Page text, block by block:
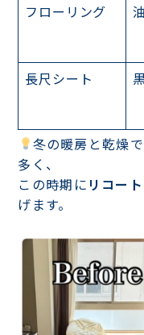
フローリング
長尺シート
冬の暖房と乾燥
多く、
この時期に リコート
げます。